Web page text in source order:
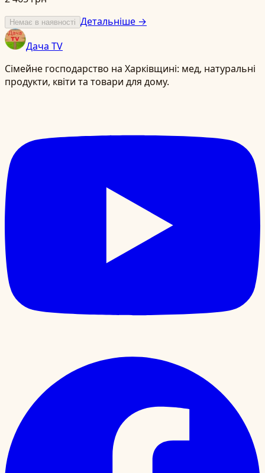
Немає в наявності Детальніше →
Дача TV
Сімейне господарство на Харківщині: мед, натуральні
продукти, квіти та товари для дому.